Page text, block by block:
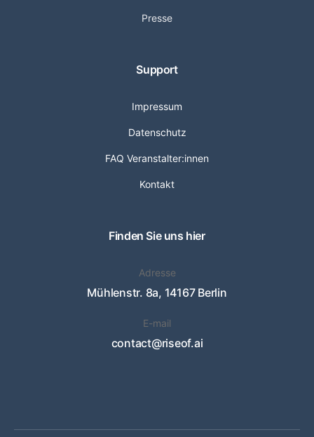
Presse
Support
Impressum
Datenschutz
FAQ Veranstalter:innen
Kontakt
Finden Sie uns hier
Adresse
Mühlenstr. 8a, 14167 Berlin
E-mail
contact@riseof.ai